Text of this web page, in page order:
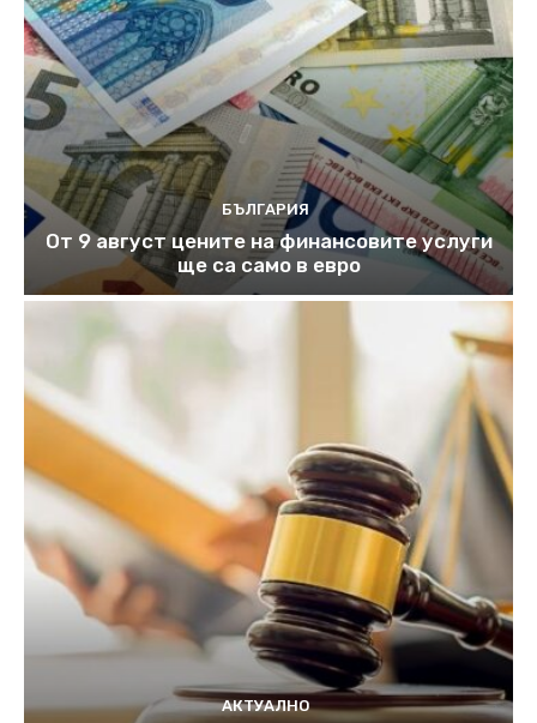
БЪЛГАРИЯ
От 9 август цените на финансовите услуги
ще са само в евро
АКТУАЛНО